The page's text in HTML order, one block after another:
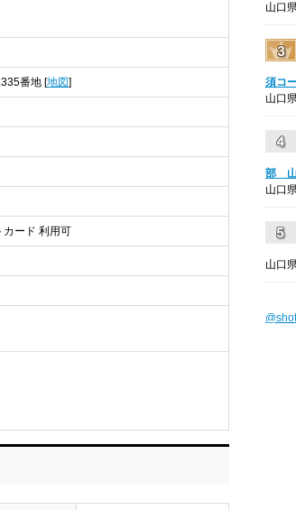
番地 [地図]
カード 利用可
山口
須コ
山口
部
山口
山口